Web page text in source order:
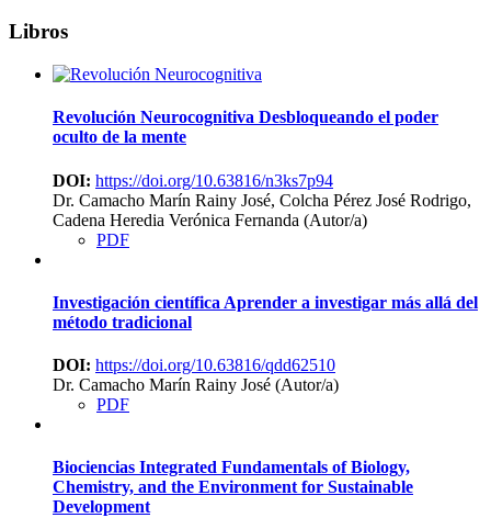
Libros
Revolución Neurocognitiva Desbloqueando el poder
oculto de la mente
DOI: https://doi.org/10.63816/n3ks7p94
Dr. Camacho Marín Rainy José, Colcha Pérez José Rodrigo,
Cadena Heredia Verónica Fernanda (Autor/a)
PDF
Investigación científica Aprender a investigar más allá del
método tradicional
DOI: https://doi.org/10.63816/qdd62510
Dr. Camacho Marín Rainy José (Autor/a)
PDF
Biociencias Integrated Fundamentals of Biology,
Chemistry, and the Environment for Sustainable
Development